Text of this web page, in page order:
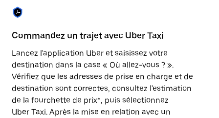
pour
fermer
calendrier.
Commandez un trajet avec Uber Taxi
Lancez l'application Uber et saisissez votre
destination dans la case « Où allez-vous ? ».
Vérifiez que les adresses de prise en charge et de
destination sont correctes, consultez l'estimation
de la fourchette de prix*, puis sélectionnez
Uber Taxi. Après la mise en relation avec un